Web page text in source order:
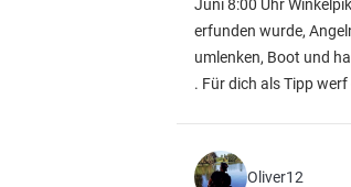
Juni 8:00 Uhr
erfunden wurde,
umlenken, Boot und
. Für dich als Tipp
Oliver12